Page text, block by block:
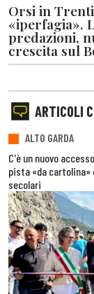
Orsi in
«iperfagia».
predazioni,
crescita sul
ARTICOLI
ALTO GARDA
C'è un nuovo
pista «da cartolina»
secolari